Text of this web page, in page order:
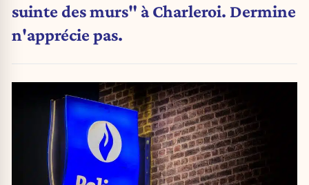
suinte des murs" à Charleroi. Dermine
n'apprécie pas.